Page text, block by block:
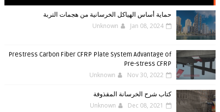
حماية أساس الهياكل الخرسانية من هجمات التربة
Unknown Jan 08, 2024
Prestress Carbon Fiber CFRP Plate System Advantage of
Pre-stress CFRP
Unknown Nov 30, 2022
كتاب شرح الخرسانة المقذوفة
Unknown Dec 08, 2021